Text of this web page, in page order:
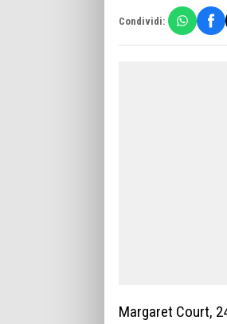
Condividi:
Margaret Court,